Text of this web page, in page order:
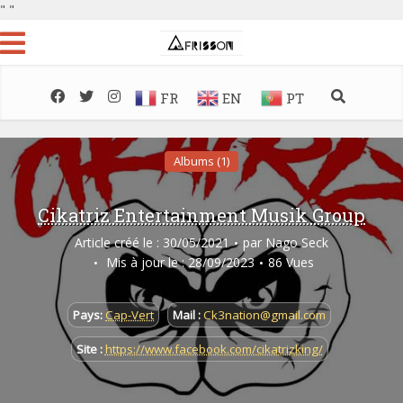
" "
FR EN PT
Albums (1)
Cikatriz Entertainment Musik Group
Article créé le : 30/05/2021 par Nago Seck
Mis à jour le : 28/09/2023
86 Vues
Pays: Cap-Vert Mail :Ck3nation@gmail.com
Site : https://www.facebook.com/cikatrizking/